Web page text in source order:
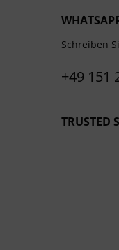
Schreiben
+49 151
TRUSTED